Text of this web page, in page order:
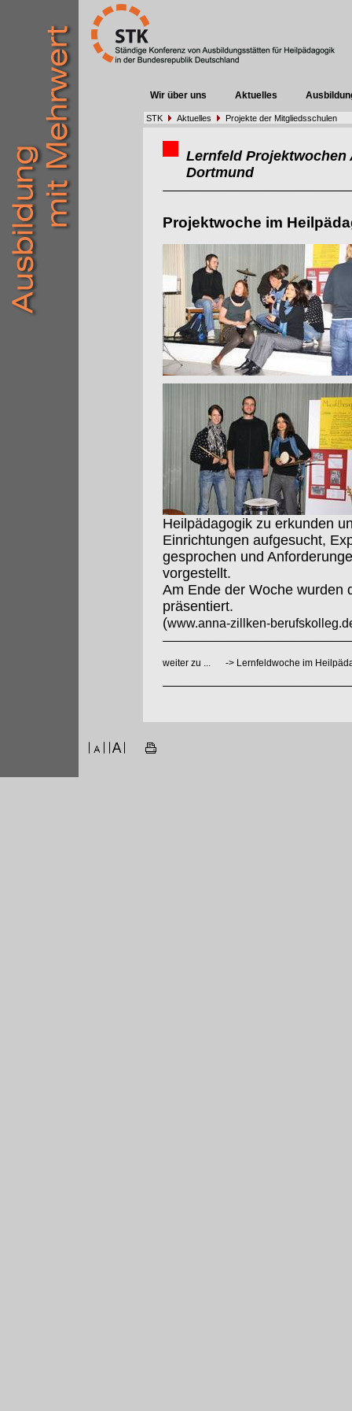
Wir über uns Aktuelles
STK Aktuelles Projekte der Mitgliedsschulen
Lernfeld
Dortmund
Projektwoche im
Heilpädagogik zu erkunden
Einrichtungen aufgesucht,
gesprochen und
vorgestellt.
Am Ende der Woche wurden
präsentiert.
(www.anna-zillken-
weiter zu ... -> Lernfeldwoche im